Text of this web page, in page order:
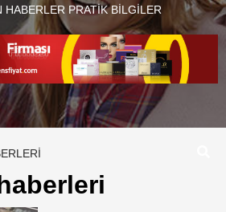
HABERLER PRATIK BILGILER